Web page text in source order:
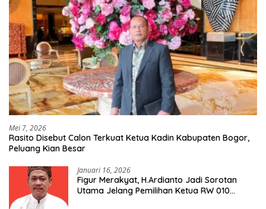
Mei 7, 2026
Rasito Disebut Calon Terkuat Ketua Kadin Kabupaten Bogor,
Peluang Kian Besar
Januari 16, 2026
Figur Merakyat, H.Ardianto Jadi Sorotan
Utama Jelang Pemilihan Ketua RW 010